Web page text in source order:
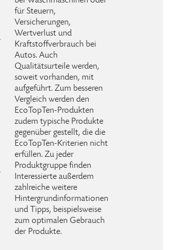
für Steuern,
Versicherungen,
Wertverlust und
Kraftstoffverbrauch bei
Autos. Auch
Qualitätsurteile werden,
soweit vorhanden, mit
aufgeführt. Zum besseren
Vergleich werden den
EcoTopTen-Produkten
zudem typische Produkte
gegenüber gestellt, die die
EcoTopTen-Kriterien nicht
erfüllen. Zu jeder
Produktgruppe finden
Interessierte außerdem
zahlreiche weitere
Hintergrundinformationen
und Tipps, beispielsweise
zum optimalen Gebrauch
der Produkte.